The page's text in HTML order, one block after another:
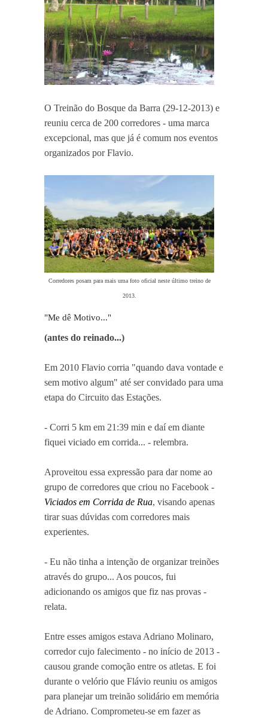
O Treinão do Bosque da Barra (29-12-2013) e
reuniu cerca de 200 corredores - uma marca
excepcional, mas que já é comum nos eventos
organizados por Flavio.
Corredores posam para mais uma foto oficial neste último treino de
2013.
"Me dê Motivo..."
(antes do reinado...)
Em 2010 Flavio corria "quando dava vontade e
sem motivo algum" até ser convidado para uma
etapa do Circuito das Estações.
- Corri 5 km em 21:39 min e daí em diante
fiquei viciado em corrida... - relembra.
Aproveitou essa expressão para dar nome ao
grupo de corredores que criou no Facebook -
Viciados em Corrida de Rua, visando apenas
tirar suas dúvidas com corredores mais
experientes.
- Eu não tinha a intenção de organizar treinões
através do grupo... Aos poucos, fui
adicionando os amigos que fiz nas provas -
relata.
Entre esses amigos estava Adriano Molinaro,
corredor cujo falecimento - no início de 2013 -
causou grande comoção entre os atletas. E foi
durante o velório que Flávio reuniu os amigos
para planejar um treinão solidário em memória
de Adriano. Comprometeu-se em fazer as